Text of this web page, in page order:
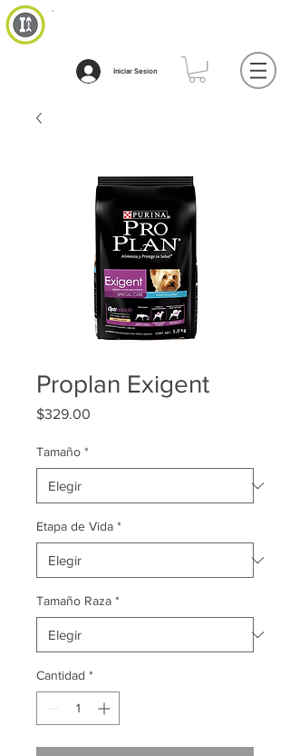
Iniciar Sesion
Proplan Exigent
$329.00
Tamaño *
Etapa de Vida *
Tamaño Raza *
Cantidad *